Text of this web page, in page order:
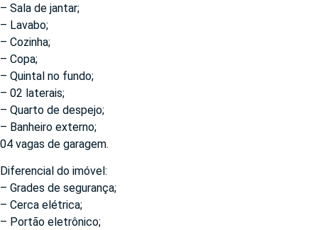
– Sala de jantar;
– Lavabo;
– Cozinha;
– Copa;
– Quintal no fundo;
– 02 laterais;
– Quarto de despejo;
– Banheiro externo;
04 vagas de garagem.
Diferencial do imóvel:
– Grades de segurança;
– Cerca elétrica;
– Portão eletrônico;